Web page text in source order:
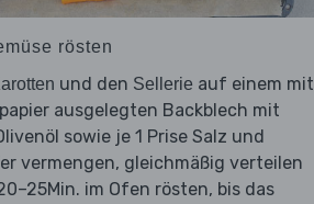
rösten
und den Sellerie auf einem mit
ausgelegten Backblech mit
sowie je 1 Prise Salz und
vermengen, gleichmäßig verteilen
im Ofen rösten, bis das